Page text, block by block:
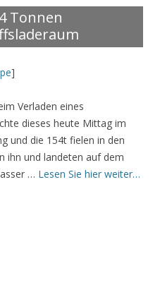
Tonnen
]
Verladen eines
dieses heute Mittag im
und die 154t fielen in den
ihn und landeten auf dem
… Lesen Sie hier weiter…